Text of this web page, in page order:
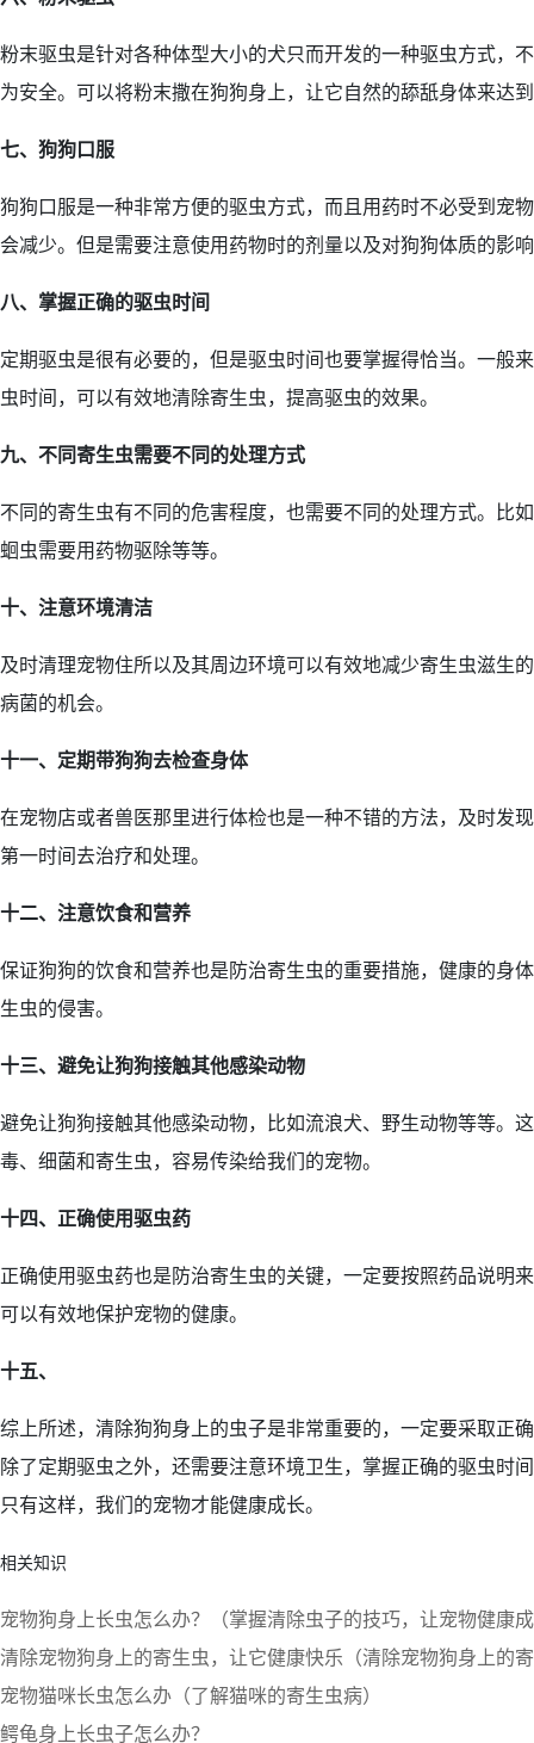
粉末驱虫是针对各种体型大小的犬只而开发的一种驱虫方式，
为安全。可以将粉末撒在狗狗身上，让它自然的舔舐身体来达
七、狗狗口服
狗狗口服是一种非常方便的驱虫方式，而且用药时不必受到宠
会减少。但是需要注意使用药物时的剂量以及对狗狗体质的影
八、掌握正确的驱虫时间
定期驱虫是很有必要的，但是驱虫时间也要掌握得恰当。一般
虫时间，可以有效地清除寄生虫，提高驱虫的效果。
九、不同寄生虫需要不同的处理方式
不同的寄生虫有不同的危害程度，也需要不同的处理方式。比
蛔虫需要用药物驱除等等。
十、注意环境清洁
及时清理宠物住所以及其周边环境可以有效地减少寄生虫滋生
病菌的机会。
十一、定期带狗狗去检查身体
在宠物店或者兽医那里进行体检也是一种不错的方法，及时发
第一时间去治疗和处理。
十二、注意饮食和营养
保证狗狗的饮食和营养也是防治寄生虫的重要措施，健康的身
生虫的侵害。
十三、避免让狗狗接触其他感染动物
避免让狗狗接触其他感染动物，比如流浪犬、野生动物等等。
毒、细菌和寄生虫，容易传染给我们的宠物。
十四、正确使用驱虫药
正确使用驱虫药也是防治寄生虫的关键，一定要按照药品说明
可以有效地保护宠物的健康。
十五、
综上所述，清除狗狗身上的虫子是非常重要的，一定要采取正
除了定期驱虫之外，还需要注意环境卫生，掌握正确的驱虫时
只有这样，我们的宠物才能健康成长。
相关知识
宠物狗身上长虫怎么办？（掌握清除虫子的技巧，让宠物健康
清除宠物狗身上的寄生虫，让它健康快乐（清除宠物狗身上的
宠物猫咪长虫怎么办（了解猫咪的寄生虫病）
鳄龟身上长虫子怎么办？